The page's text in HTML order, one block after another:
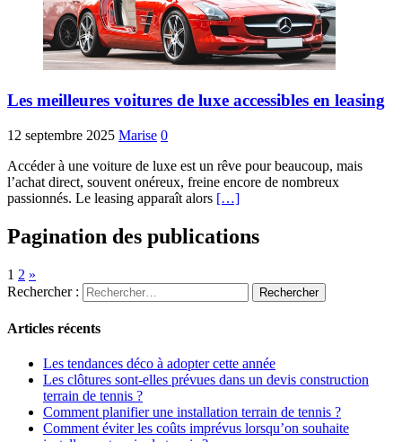
Les meilleures voitures de luxe accessibles en leasing
12 septembre 2025 Marise 0
Accéder à une voiture de luxe est un rêve pour beaucoup, mais
l’achat direct, souvent onéreux, freine encore de nombreux
passionnés. Le leasing apparaît alors […]
Pagination des publications
1 2 »
Rechercher :
Articles récents
Les tendances déco à adopter cette année
Les clôtures sont-elles prévues dans un devis construction
terrain de tennis ?
Comment planifier une installation terrain de tennis ?
Comment éviter les coûts imprévus lorsqu’on souhaite